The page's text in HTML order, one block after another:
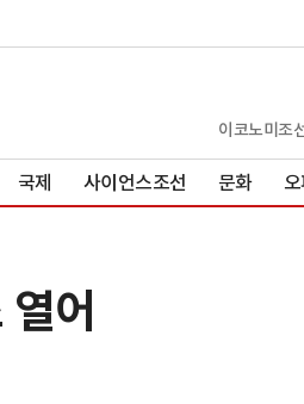
이코노미조
국제 사이언스조선 문화
어